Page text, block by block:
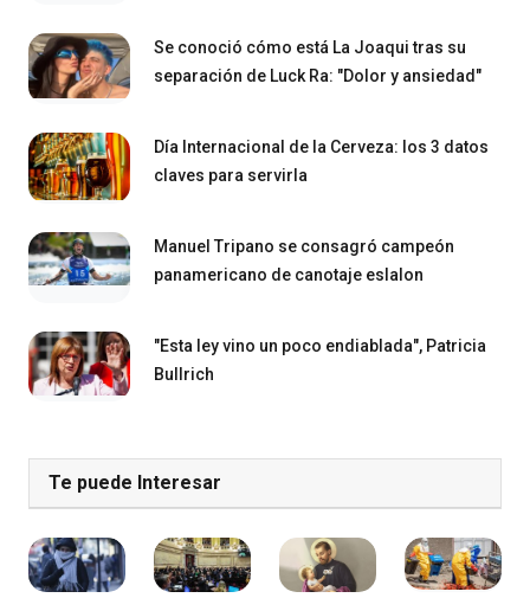
Se conoció cómo está La Joaqui tras su
separación de Luck Ra: "Dolor y ansiedad"
Día Internacional de la Cerveza: los 3 datos
claves para servirla
Manuel Tripano se consagró campeón
panamericano de canotaje eslalon
"Esta ley vino un poco endiablada", Patricia
Bullrich
Te puede Interesar